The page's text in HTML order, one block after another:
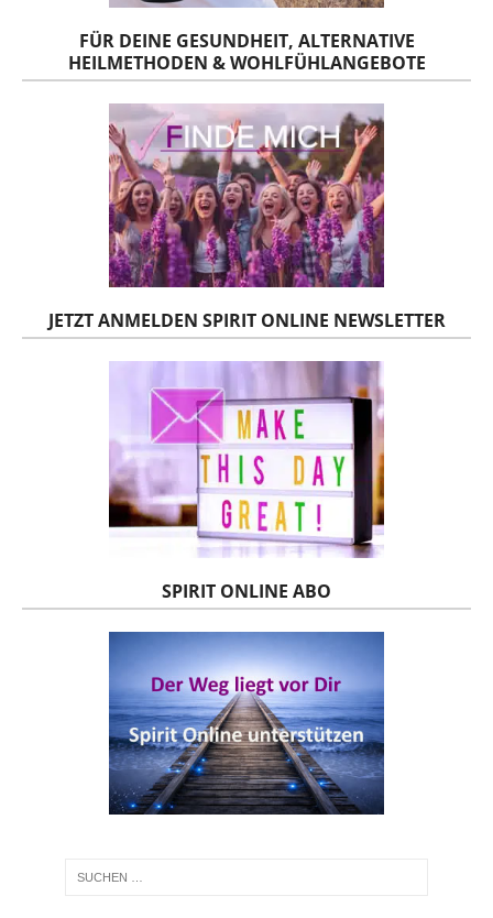
FÜR DEINE GESUNDHEIT, ALTERNATIVE
HEILMETHODEN & WOHLFÜHLANGEBOTE
JETZT ANMELDEN SPIRIT ONLINE NEWSLETTER
SPIRIT ONLINE ABO